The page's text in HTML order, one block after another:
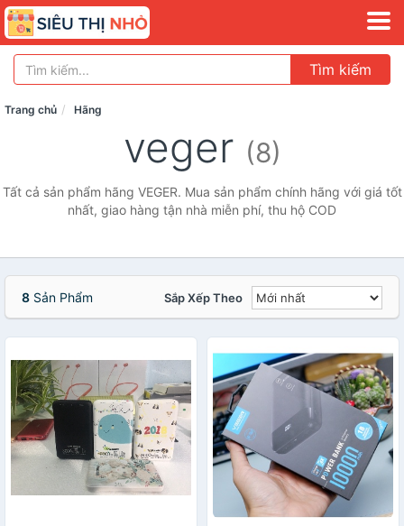
Tìm kiếm
Trang chủ Hãng
veger (8)
Tất cả sản phẩm hãng VEGER. Mua sản phẩm chính hãng với giá tốt
nhất, giao hàng tận nhà miễn phí, thu hộ COD
8 Sản Phẩm Sắp Xếp Theo